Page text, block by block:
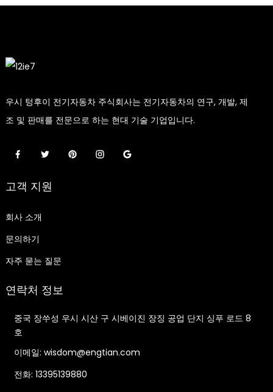
우시 텅후이 전기자동차 주식회사는 전기자동차의 연구, 개발, 제
조 및 판매를 전문으로 하는 현대 기술 기업입니다.
고객 지원
회사 소개
문의하기
자주 묻는 질문
연락처 정보
중국 장쑤성 우시 시산 구 시베이진 장징 공업 단지 싱푸 로드 8
호
이메일: wisdom@engtian.com
전화: 13395139880